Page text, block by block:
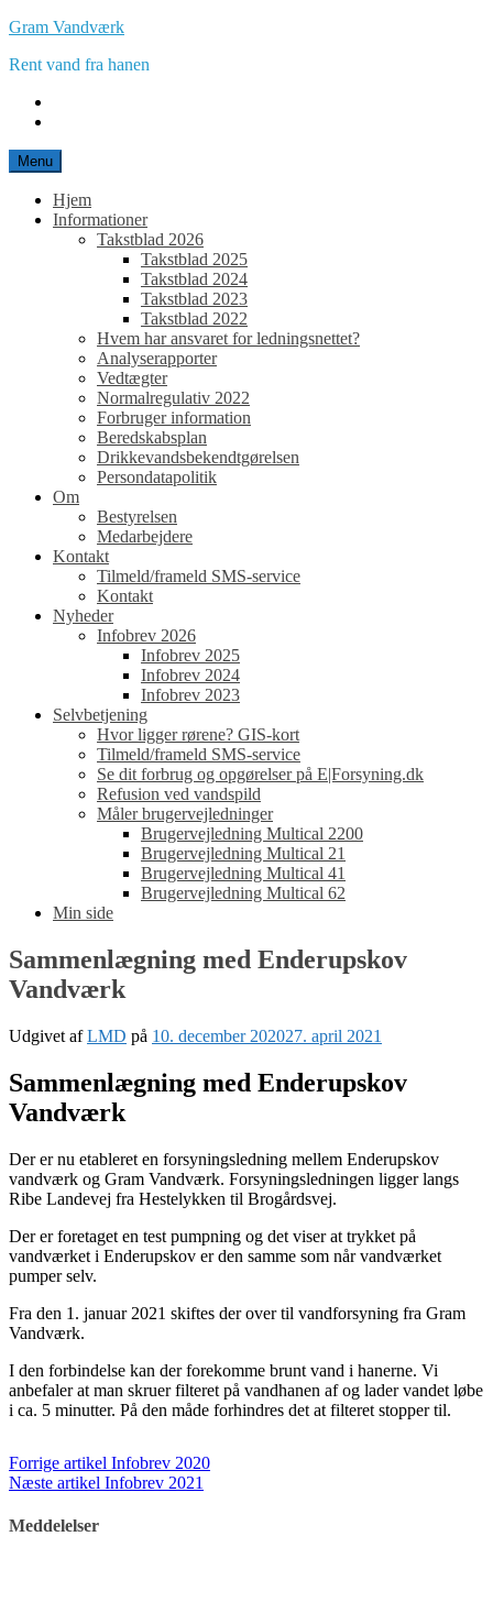
Spring
indhold
Gram Vandværk
Rent vand fra hanen
Menu
Hjem
Informationer
Takstblad 2026
Takstblad 2025
Takstblad 2024
Takstblad 2023
Takstblad 2022
Hvem har ansvaret for ledningsnettet?
Analyserapporter
Vedtægter
Normalregulativ 2022
Forbruger information
Beredskabsplan
Drikkevandsbekendtgørelsen
Persondatapolitik
Om
Bestyrelsen
Medarbejdere
Kontakt
Tilmeld/frameld SMS-service
Kontakt
Nyheder
Infobrev 2026
Infobrev 2025
Infobrev 2024
Infobrev 2023
Selvbetjening
Hvor ligger rørene? GIS-kort
Tilmeld/frameld SMS-service
Se dit forbrug og opgørelser på E|Forsyning.dk
Refusion ved vandspild
Måler brugervejledninger
Brugervejledning Multical 2200
Brugervejledning Multical 21
Brugervejledning Multical 41
Brugervejledning Multical 62
Min side
Sammenlægning med Enderupskov
Vandværk
Udgivet afLMD på 10. december 202027. april 2021
Sammenlægning med Enderupskov
Vandværk
Der er nu etableret en forsyningsledning mellem Enderupskov
vandværk og Gram Vandværk. Forsyningsledningen ligger langs
Ribe Landevej fra Hestelykken til Brogårdsvej.
Der er foretaget en test pumpning og det viser at trykket på
vandværket i Enderupskov er den samme som når vandværket
pumper selv.
Fra den 1. januar 2021 skiftes der over til vandforsyning fra Gram
Vandværk.
I den forbindelse kan der forekomme brunt vand i hanerne. Vi
anbefaler at man skruer filteret på vandhanen af og lader vandet løbe
i ca. 5 minutter. På den måde forhindres det at filteret stopper til.
Læs
videre
Forrige artikel Infobrev 2020
Næste artikel Infobrev 2021
Meddelelser